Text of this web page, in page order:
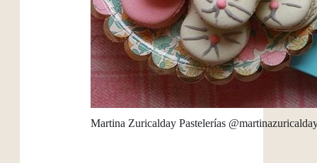
Martina Zuricalday Pastelerías